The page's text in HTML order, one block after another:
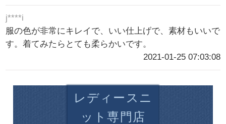
j****i
服の色が非常にキレイで、いい仕上げで、素材もいいで
す。着てみたらとても柔らかいです。
2021-01-25 07:03:08
レディースニ
ット専門店